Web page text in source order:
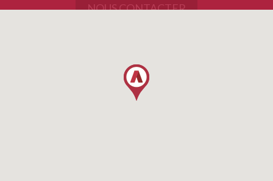
NOUS CONTACTER